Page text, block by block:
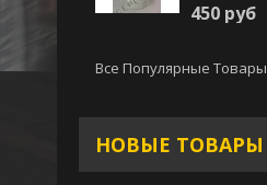
450 руб
Все Популярные Товары
НОВЫЕ ТОВАРЫ